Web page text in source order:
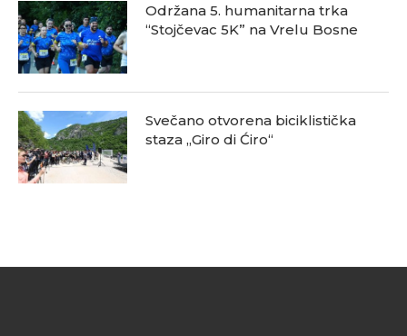
Održana 5. humanitarna trka
“Stojčevac 5K” na Vrelu Bosne
Svečano otvorena biciklistička
staza „Giro di Ćiro“